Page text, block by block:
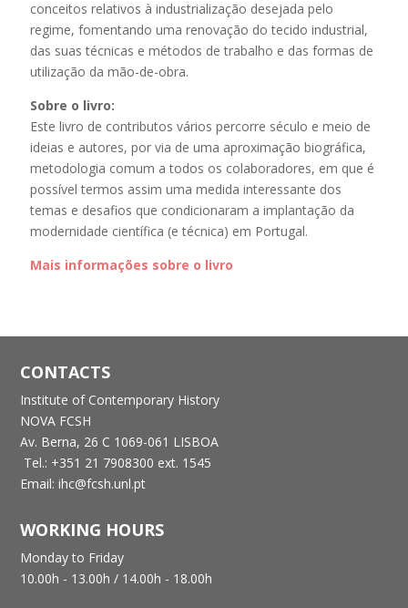
conceitos relativos à industrialização desejada pelo
regime, fomentando uma renovação do tecido industrial,
das suas técnicas e métodos de trabalho e das formas de
utilização da mão-de-obra.
Sobre o livro:
Este livro de contributos vários percorre século e meio de
ideias e autores, por via de uma aproximação biográfica,
metodologia comum a todos os colaboradores, em que é
possível termos assim uma medida interessante dos
temas e desafios que condicionaram a implantação da
modernidade científica (e técnica) em Portugal.
Mais informações sobre o livro
CONTACTS
Institute of Contemporary History
NOVA FCSH
Av. Berna, 26 C 1069-061 LISBOA
Tel.: +351 21 7908300 ext. 1545
Email: ihc@fcsh.unl.pt
WORKING HOURS
Monday to Friday
10.00h - 13.00h / 14.00h - 18.00h